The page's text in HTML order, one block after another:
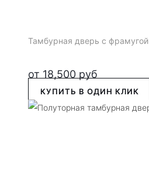
Тамбурная дверь с фрамугой
от 18,500 руб
КУПИТЬ В ОДИН КЛИК